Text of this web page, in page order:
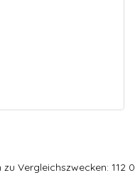
Vergleichszwecken: 112